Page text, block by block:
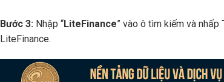
Bước 3: Nhập “LiteFinance” vào ô tìm kiếm và nhấp
LiteFinance.